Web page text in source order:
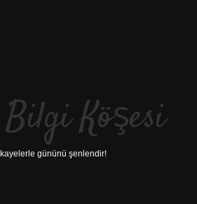
Köşesi
gününü şenlendir!